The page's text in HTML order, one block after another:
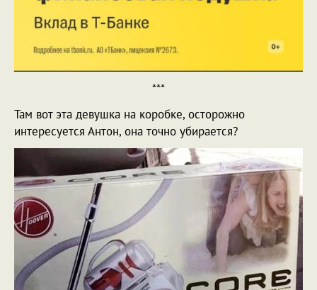
***
Там вот эта девушка на коробке, осторожно
интересуется Антон, она точно убирается?